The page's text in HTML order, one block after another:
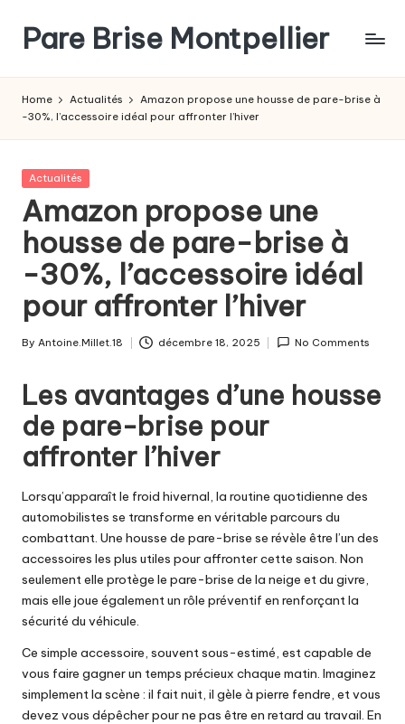
content
Pare Brise Montpellier
Home Actualités
Amazon propose une housse de pare-brise à
-30%, l’accessoire idéal pour affronter l’hiver
Posted
Actualités
Amazon propose une
housse de pare-brise à
-30%, l’accessoire idéal
pour affronter l’hiver
Posted
By Antoine.Millet.18 décembre 18, 2025 No Comments
Les avantages d’une housse
de pare-brise pour
affronter l’hiver
Lorsqu’apparaît le froid hivernal, la routine quotidienne des
automobilistes se transforme en véritable parcours du
combattant. Une housse de pare-brise se révèle être l’un des
accessoires les plus utiles pour affronter cette saison. Non
seulement elle protège le pare-brise de la neige et du givre,
mais elle joue également un rôle préventif en renforçant la
sécurité du véhicule.
Ce simple accessoire, souvent sous-estimé, est capable de
vous faire gagner un temps précieux chaque matin. Imaginez
simplement la scène : il fait nuit, il gèle à pierre fendre, et vous
devez vous dépêcher pour ne pas être en retard au travail. En